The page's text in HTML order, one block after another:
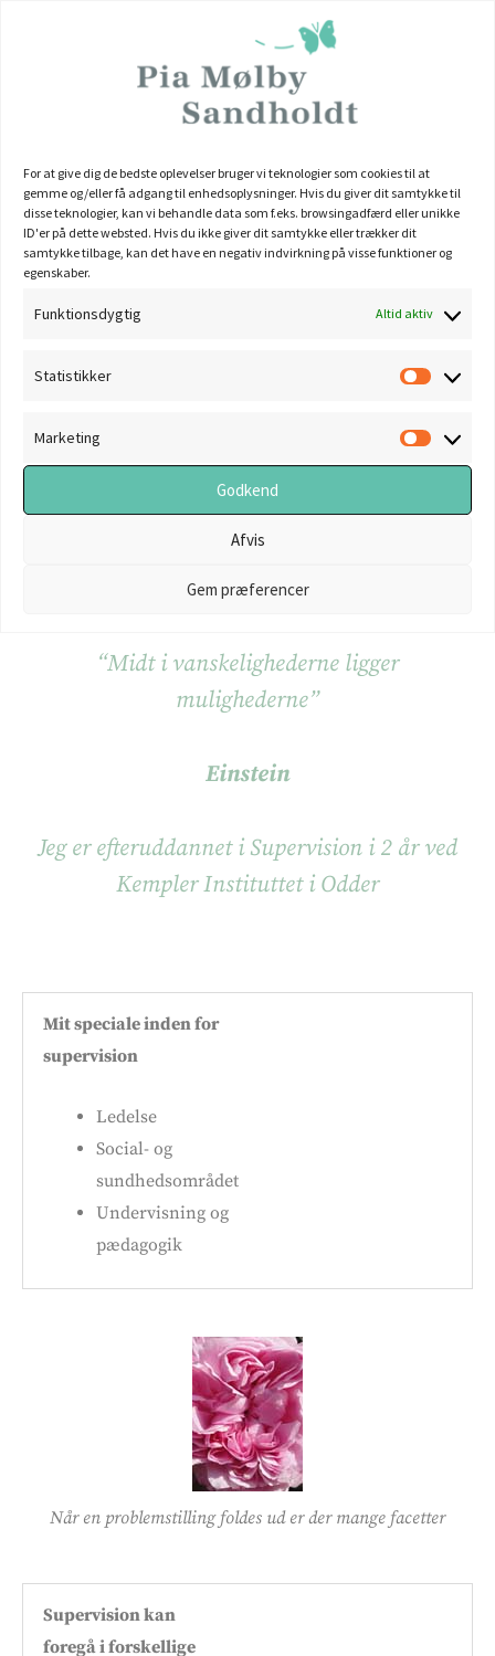
For at give dig de bedste oplevelser bruger vi teknologier som cookies til at
gemme og/eller få adgang til enhedsoplysninger. Hvis du giver dit samtykke til
disse teknologier, kan vi behandle data som f.eks. browsingadfærd eller unikke
ID'er på dette websted. Hvis du ikke giver dit samtykke eller trækker dit
samtykke tilbage, kan det have en negativ indvirkning på visse funktioner og
egenskaber.
Funktionsdygtig Altid aktiv
Statistikker
Marketing
Godkend
Afvis
Gem præferencer
personligheder støder sammen, bliver vendt til faglig- og
personlig vækst.
Supervision i grupper på arbejdspladsen
grupper på en arbejdsplads. I vil f.eks. få mulighed for at
anvende supervisionen som en fælles faglig udvikling. Lige
som du får mulighed for at få indsigt i hvordan andre tænker
og reagerer på netop din problemstilling, som kan give
mulighed for stor selverkendelse og lys på “blinde” områder
Her er fordelen at møde andre mennesker i et fælles fagligt
forum uden for egen arbejdsplads. Her kan de forskellige
holdninger og fagligheder fra de forskellige arbejdspladser
“Midt i vanskelighederne ligger
mulighederne”
Einstein
Jeg er efteruddannet i Supervision i 2 år ved
Kempler Instituttet i Odder
Mit speciale inden for
supervision
Ledelse
Social- og
sundhedsområdet
Undervisning og
pædagogik
Når en problemstilling foldes ud er der mange facetter
Supervision kan
foregå i forskellige